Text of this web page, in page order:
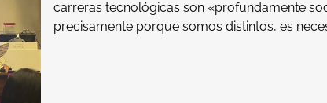
carreras tecnológicas son «profundamente
precisamente porque somos distintos, es